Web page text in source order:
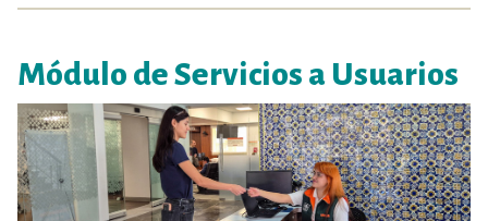
Módulo de Servicios a Usuarios